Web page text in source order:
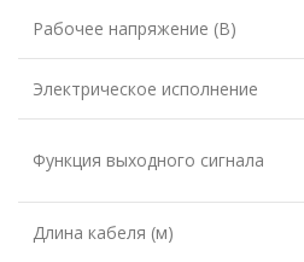
Рабочее напряжение (В)
Электрическое исполнение
Функция выходного сигнала
Длина кабеля (м)